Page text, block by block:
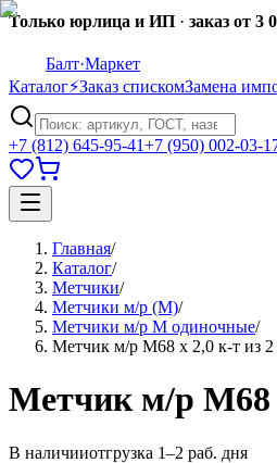
Только юрлица и ИП · заказ от 3
Балт·Маркет
Каталог⚡Заказ спискомЗамена
+7 (812) 645-95-41+7 (950) 002-03-
Главная/
Каталог/
Метчики/
Метчики м/р (M)/
Метчики м/р М одиночные/
Метчик м/р М68 х 2,0 к-т из
Метчик м/р М68
В наличииотгрузка 1–2 раб. дня